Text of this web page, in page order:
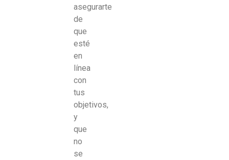
asegurarte
de
que
esté
en
línea
con
tus
objetivos,
y
que
no
se